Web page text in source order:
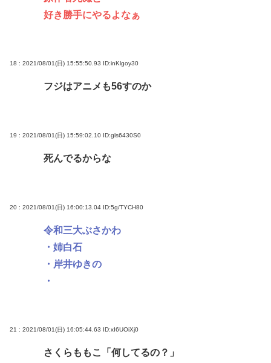
好き勝手にやるよなぁ
18 : 2021/08/01(日) 15:55:50.93 ID:inKlgoy30
フジはアニメも56すのか
19 : 2021/08/01(日) 15:59:02.10 ID:gls6430S0
死んでるからな
20 : 2021/08/01(日) 16:00:13.04 ID:5g/TYCH80
令和三大ぶさかわ
・姉白石
・岸井ゆきの
・
21 : 2021/08/01(日) 16:05:44.63 ID:xI6UOiXj0
さくらももこ「何してるの？」